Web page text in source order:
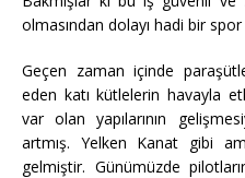
olmasından dolayı hadi bir
Geçen zaman içinde
eden katı kütlelerin havayla
var olan yapılarının
artmış. Yelken Kanat gibi
gelmiştir. Günümüzde